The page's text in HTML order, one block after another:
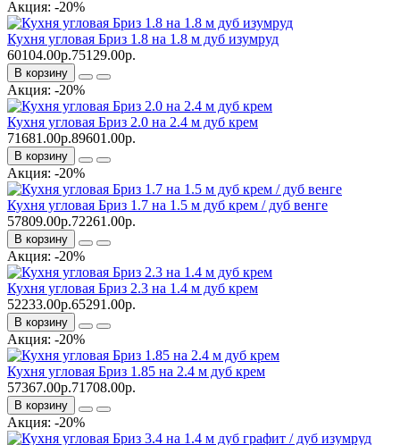
Акция: -20%
Кухня угловая Бриз 1.8 на 1.8 м дуб изумруд
60104.00р.75129.00р.
В корзину
Акция: -20%
Кухня угловая Бриз 2.0 на 2.4 м дуб крем
71681.00р.89601.00р.
В корзину
Акция: -20%
Кухня угловая Бриз 1.7 на 1.5 м дуб крем / дуб венге
57809.00р.72261.00р.
В корзину
Акция: -20%
Кухня угловая Бриз 2.3 на 1.4 м дуб крем
52233.00р.65291.00р.
В корзину
Акция: -20%
Кухня угловая Бриз 1.85 на 2.4 м дуб крем
57367.00р.71708.00р.
В корзину
Акция: -20%